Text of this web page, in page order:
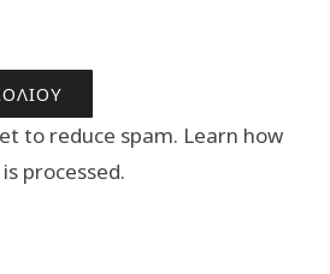
to reduce spam. Learn how
processed.